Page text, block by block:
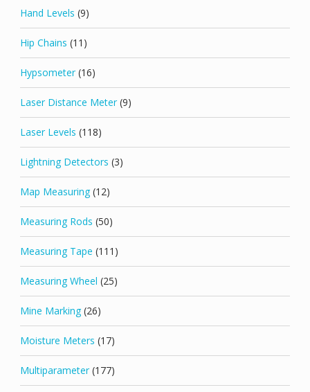
Hand Levels (9)
Hip Chains (11)
Hypsometer (16)
Laser Distance Meter (9)
Laser Levels (118)
Lightning Detectors (3)
Map Measuring (12)
Measuring Rods (50)
Measuring Tape (111)
Measuring Wheel (25)
Mine Marking (26)
Moisture Meters (17)
Multiparameter (177)